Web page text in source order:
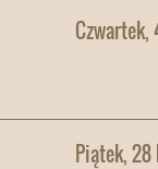
Czwartek,
Piątek,